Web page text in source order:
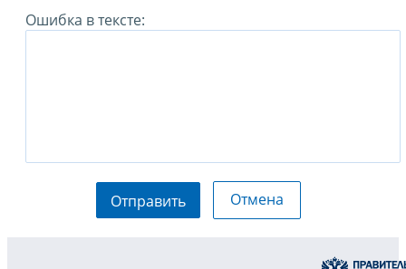
Ошибка в тексте:
Отправить Отмена